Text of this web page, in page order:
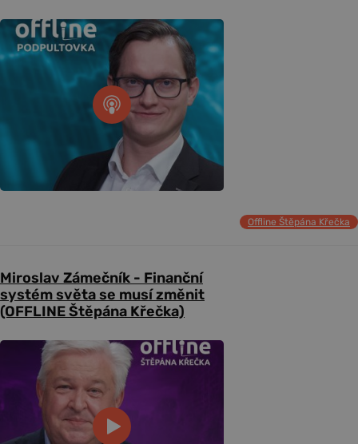
Offline Štěpána Křečka
Miroslav Zámečník - Finanční
systém světa se musí změnit
(OFFLINE Štěpána Křečka)